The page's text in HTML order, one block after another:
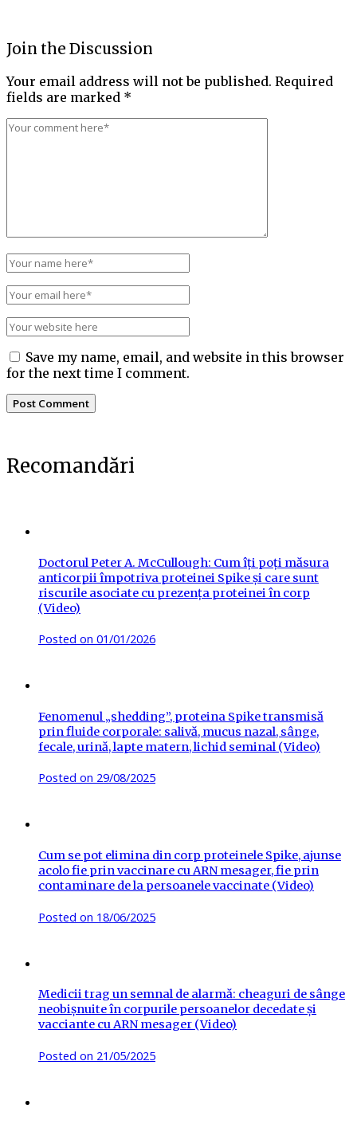
Join the Discussion
Your email address will not be published. Required
fields are marked *
Save my name, email, and website in this browser
for the next time I comment.
Recomandări
Doctorul Peter A. McCullough: Cum îți poți măsura
anticorpii împotriva proteinei Spike și care sunt
riscurile asociate cu prezența proteinei în corp
(Video)
Posted on 01/01/2026
Fenomenul „shedding”, proteina Spike transmisă
prin fluide corporale: salivă, mucus nazal, sânge,
fecale, urină, lapte matern, lichid seminal (Video)
Posted on 29/08/2025
Cum se pot elimina din corp proteinele Spike, ajunse
acolo fie prin vaccinare cu ARN mesager, fie prin
contaminare de la persoanele vaccinate (Video)
Posted on 18/06/2025
Medicii trag un semnal de alarmă: cheaguri de sânge
neobișnuite în corpurile persoanelor decedate și
vacciante cu ARN mesager (Video)
Posted on 21/05/2025